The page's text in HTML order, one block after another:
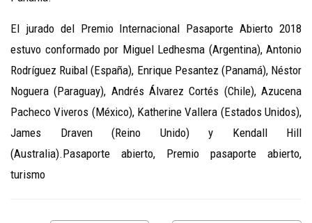
El jurado del Premio Internacional Pasaporte Abierto 2018
estuvo conformado por Miguel Ledhesma (Argentina), Antonio
Rodríguez Ruibal (España), Enrique Pesantez (Panamá), Néstor
Noguera (Paraguay), Andrés Álvarez Cortés (Chile), Azucena
Pacheco Viveros (México), Katherine Vallera (Estados Unidos),
James Draven (Reino Unido) y Kendall Hill
(Australia).Pasaporte abierto, Premio pasaporte abierto,
turismo